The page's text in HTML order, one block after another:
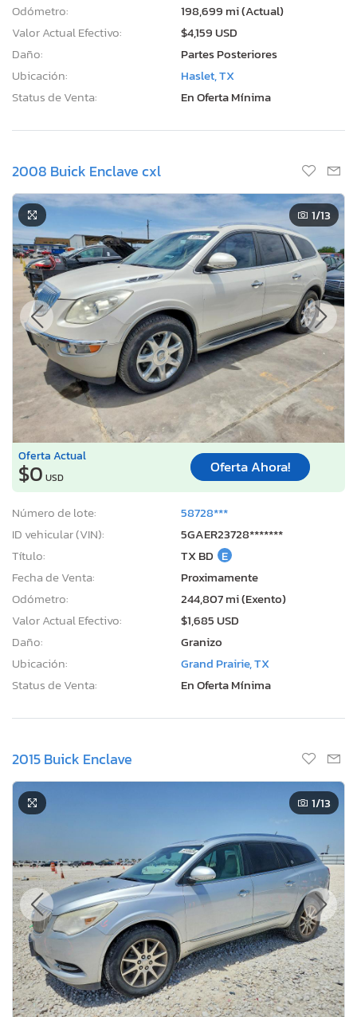
Odómetro:
198,699 mi (Actual)
Valor Actual Efectivo:
$4,159 USD
Daño:
Partes Posteriores
Ubicación:
Haslet, TX
Status de Venta:
En Oferta Mínima
2008 Buick Enclave cxl
1/13
Oferta Actual
$0 USD
Oferta Ahora!
Número de lote:
58728***
ID vehicular (VIN):
5GAER23728*******
Título:
TX BD E
Fecha de Venta:
Proximamente
Odómetro:
244,807 mi (Exento)
Valor Actual Efectivo:
$1,685 USD
Daño:
Granizo
Ubicación:
Grand Prairie, TX
Status de Venta:
En Oferta Mínima
2015 Buick Enclave
1/13